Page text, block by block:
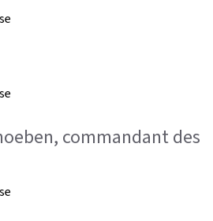
commandant des